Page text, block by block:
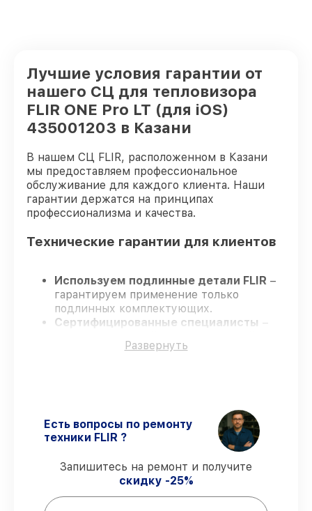
Лучшие условия гарантии от
нашего СЦ для тепловизора
FLIR ONE Pro LT (для iOS)
435001203 в Казани
В нашем СЦ FLIR, расположенном в Казани
мы предоставляем профессиональное
обслуживание для каждого клиента. Наши
гарантии держатся на принципах
профессионализма и качества.
Технические гарантии для клиентов
Используем подлинные детали FLIR –
гарантируем применение только
подлинных комплектующих.
Сертифицированные специалисты –
навыков, что подтверждает уровень их
435001203 без задержек.
Гарантийное сопровождение– все
гарантийной поддержкой до 3 лет.
Мы гарантируем:
Развернуть
Есть вопросы по ремонту
техники FLIR ?
Запишитесь на ремонт и получите
скидку -25%